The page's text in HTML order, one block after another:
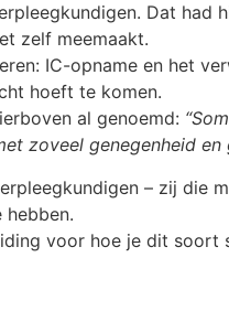
Dat had
zelf meemaakt.
IC-opname en het
hoeft te komen.
al genoemd:
zoveel genegenheid
– zij die
voor hoe je dit